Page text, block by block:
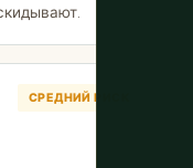
СРЕДНИЙ РИСК